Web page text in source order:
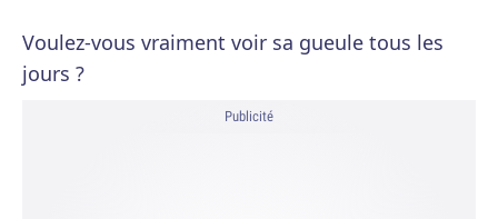
Voulez-vous vraiment voir sa gueule tous les
jours ?
Publicité